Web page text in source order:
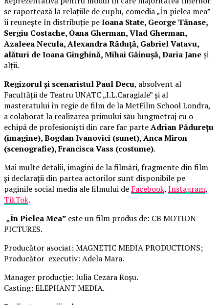
se raportează la relațiile de cuplu, comedia „În pielea mea”
îi reunește în distribuție peIoana State, George Tănase,
Sergiu Costache, Oana Gherman, Vlad Gherman,
Azaleea Necula, Alexandra Răduță, Gabriel Vatavu,
alături de Ioana Ginghină, Mihai Găinușă, Daria Janeși
alții.
Regizorul și scenaristul Paul Decu, absolvent al
Facultății de Teatru UNATC „I.L.Caragiale” și al
masteratului în regie de film de la MetFilm School Londra,
a colaborat la realizarea primului său lungmetraj cu o
echipă de profesioniști din care fac parteAdrian Pădurețu
(imagine), Bogdan Ivanovici (sunet), Anca Miron
(scenografie), Francisca Vass (costume).
Mai multe detalii, imagini de la filmări, fragmente din film
și declarații din partea actorilor sunt disponibile pe
paginile social media ale filmului de Facebook, Instagram,
TikTok.
„În Pielea Mea” este un film produs de: CB MOTION
PICTURES.
Producător asociat: MAGNETIC MEDIA PRODUCTIONS;
Producător executiv: Adela Mara.
Manager producție: Iulia Cezara Roșu.
Casting: ELEPHANT MEDIA.